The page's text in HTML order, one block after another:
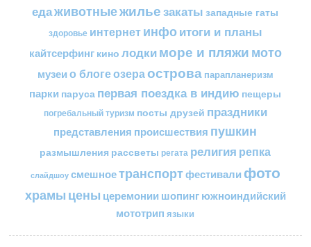
едаживотныежильезакаты западные гаты
здоровье интернетинфоитоги и планы
кайтсерфинг кино лодкиморе и пляжимото
музеи о блогеозераострова парапланеризм
парки паруса первая поездка в индию пещеры
погребальный туризм посты друзей праздники
представления происшествия пушкин
размышления рассветы регата религия репка
слайдшоу смешноетранспортфестивали фото
храмы цены церемонии шопингюжноиндийский
мототрип языки